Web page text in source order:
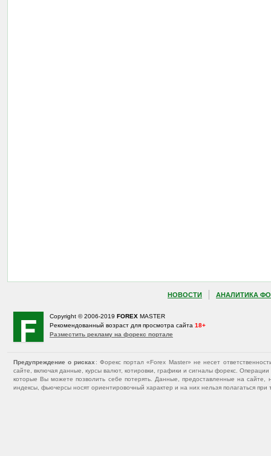
НОВОСТИ АНАЛИТИКА
Copyright © 2006-2019 FOREX MASTER
Рекомендованный возраст для просмотра сайта 18+
Разместить рекламу на форекс портале
Предупреждение о рисках : Форекс портал «Forex Master» не несет
сайте, включая данные, курсы валют, котировки, графики и сигналы форекс.
которые Вы можете позволить себе потерять. Данные, предоставленные на
индексы, фьючерсы носят ориентировочный характер и на них нельзя полагаться при